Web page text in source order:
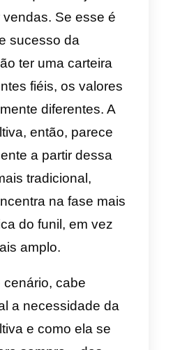
de criar
com seus clientes.
a tomar as
além de
um negócio
de Hanan ainda
estranha hoje para
que desejam
vendas. Se esse é
de sucesso da
não ter uma carteira